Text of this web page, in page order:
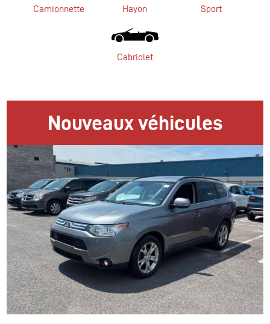
Camionnette Hayon Sport
Cabriolet
Nouveaux véhicules